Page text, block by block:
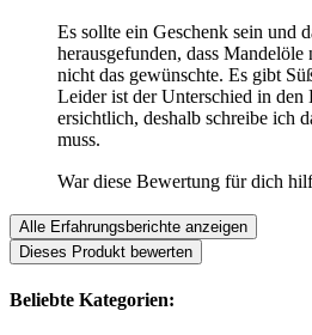
Es sollte ein Geschenk sein und
herausgefunden, dass
nicht das gewünschte. Es gibt
Leider ist der Unterschied in den
ersichtlich, deshalb schreibe ich
muss.
War diese Bewertung für dich
Alle Erfahrungsberichte anzeigen
Dieses Produkt bewerten
Beliebte Kategorien: